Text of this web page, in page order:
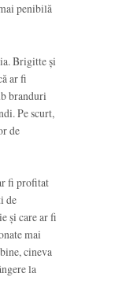
penibilă
Brigitte și
ar fi
branduri
Pe scurt,
de
fi profitat
de
și care ar fi
mai
cineva
la